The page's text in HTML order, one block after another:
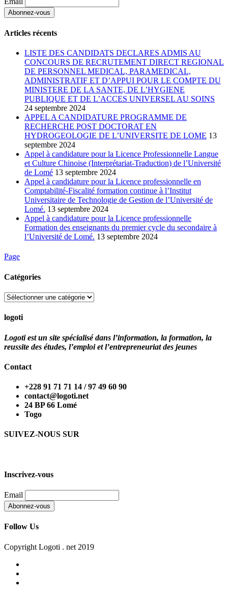
Articles récents
LISTE DES CANDIDATS DECLARES ADMIS AU
CONCOURS DE RECRUTEMENT DIRECT REGIONAL
DE PERSONNEL MEDICAL, PARAMEDICAL,
ADMINISTRATIF ET D’APPUI POUR LE COMPTE DU
MINISTERE DE LA SANTE, DE L’HYGIENE
PUBLIQUE ET DE L’ACCES UNIVERSEL AU SOINS
24 septembre 2024
APPEL A CANDIDATURE PROGRAMME DE
RECHERCHE POST DOCTORAT EN
HYDROGEOLOGIE DE L’UNIVERSITE DE LOME 13
septembre 2024
Appel à candidature pour la Licence Professionnelle Langue
et Culture Chinoise (Interprétariat-Traduction) de l’Université
de Lomé 13 septembre 2024
Appel à candidature pour la Licence professionnelle en
Comptabilité-Fiscalité formation continue à l’Institut
Universitaire de Technologie de Gestion de l’Université de
Lomé. 13 septembre 2024
Appel à candidature pour la Licence professionnelle
Formation des enseignants du premier cycle du secondaire à
l’Université de Lomé. 13 septembre 2024
Page
Catégories
Catégories
logoti
Logoti est un site spécialisé dans l’information, la formation, la
reussite des études, l’emploi et l’entrepreneuriat des jeunes
Contact
+228 91 71 71 14 / 97 49 60 90
contact@logoti.net
24 BP 66 Lomé
Togo
SUIVEZ-NOUS SUR
Inscrivez-vous
Email
Follow Us
Copyright Logoti . net 2019